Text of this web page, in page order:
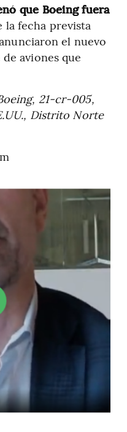
que Boeing fuera
la fecha prevista
el nuevo
aviones que
21-cr-005,
Distrito Norte